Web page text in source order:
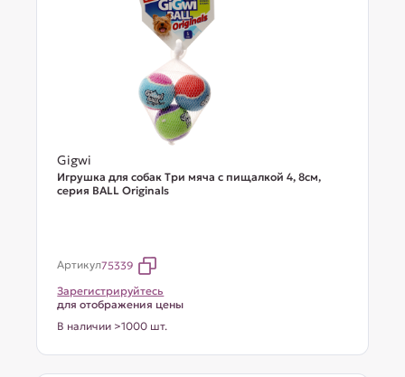
Gigwi
Игрушка для собак Три мяча с пищалкой 4, 8см,
серия BALL Originals
Артикул75339
Зарегистрируйтесь
для отображения цены
В наличии >1000 шт.